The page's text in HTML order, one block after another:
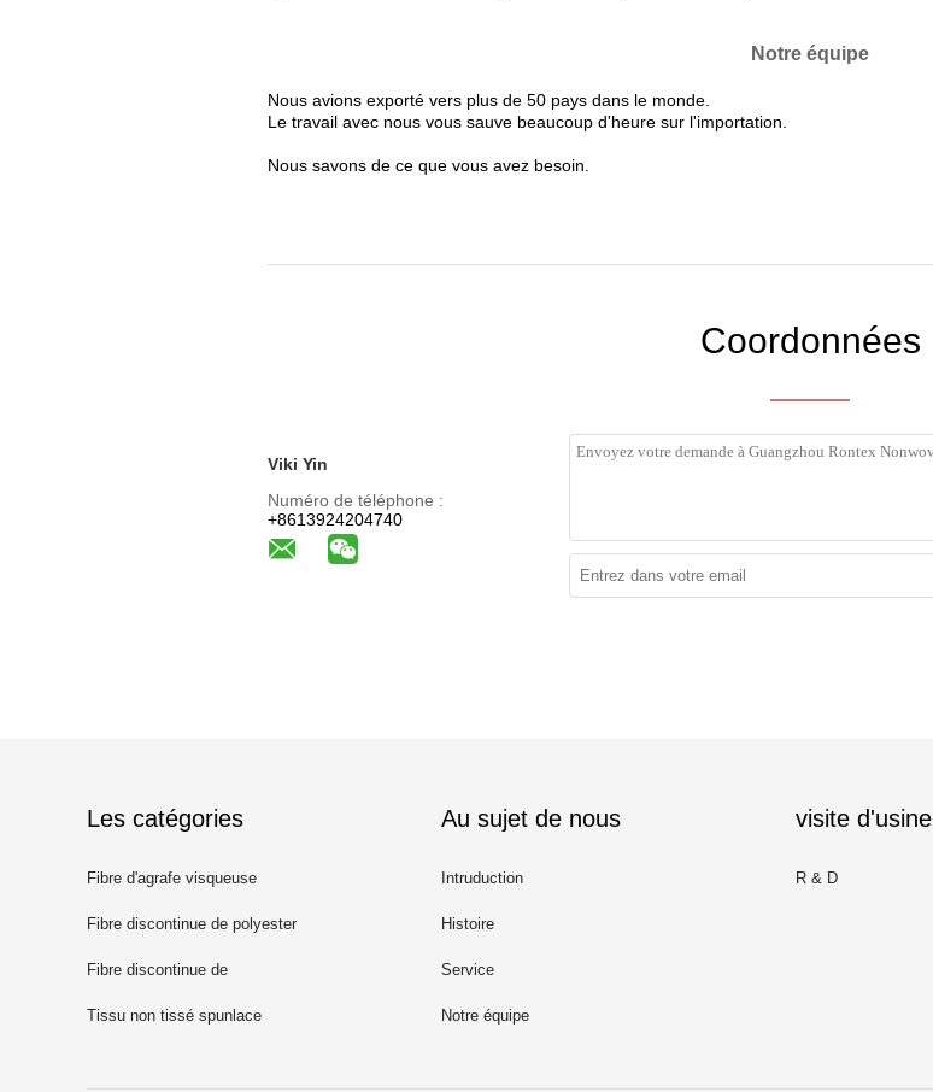
Notre équipe
Nous avions exporté vers plus de 50 pays dans le monde.
Le travail avec nous vous sauve beaucoup d'heure sur l'importation.
Nous savons de ce que vous avez besoin.
Coordonnées
Viki Yin
Numéro de téléphone :
+8613924204740
Les catégories
Fibre d'agrafe visqueuse
Fibre discontinue de polyester
recyclé
Fibre discontinue de
polypropylène
Tissu non tissé spunlace
Au sujet de nous
Intruduction
Histoire
Service
Notre équipe
visite d'usine
R & D